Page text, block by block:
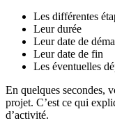
Les différentes
Leur durée
Leur date de
Leur date de fin
Les éventuelles
En quelques secondes,
projet. C’est ce qui
d’activité.